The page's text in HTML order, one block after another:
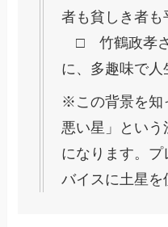
者も貧しき者も
□ 竹鶴政孝さ
に、多趣味で
※この背景を知
悪い星」とい
になります。プ
バイスに土星を